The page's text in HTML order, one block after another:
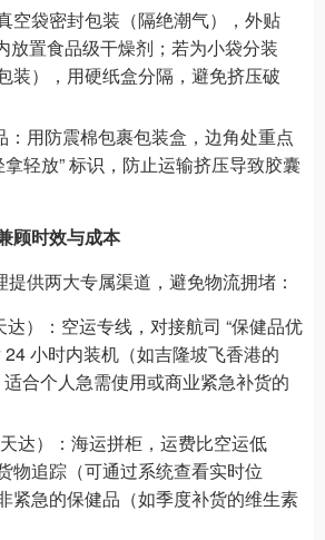
空袋密封包装（隔绝潮气），外贴
放置食品级干燥剂；若为小袋分装
装），用硬纸盒分隔，避免挤压破
：用防震棉包裹包装盒，边角处重点
拿轻放” 标识，防止运输挤压导致胶囊
顾时效与成本
供两大专属渠道，避免物流拥堵：
达）：空运专线，对接航司 “保健品优
24 小时内装机（如吉隆坡飞香港的
合个人急需使用或商业紧急补货的
达）：海运拼柜，运费比空运低
物追踪（可通过系统查看实时位
紧急的保健品（如季度补货的维生素